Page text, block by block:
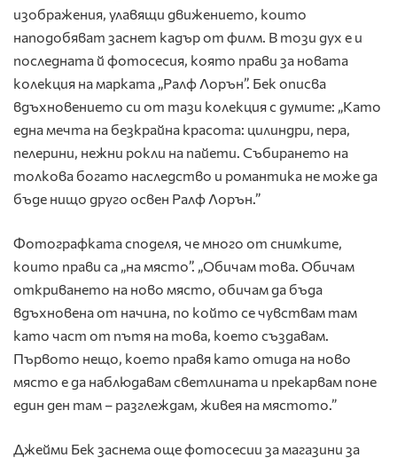
изображения, улавящи движението, които
наподобяват заснет кадър от филм. В този дух е и
последната й фотосесия, която прави за новата
колекция на марката „Ралф Лорън”. Бек описва
вдъхновението си от тази колекция с думите: „Като
една мечта на безкрайна красота: цилиндри, пера,
пелерини, нежни рокли на пайети. Събирането на
толкова богато наследство и романтика не може да
бъде нищо друго освен Ралф Лорън.”
Фотографката споделя, че много от снимките,
които прави са „на място”. „Обичам това. Обичам
откриването на ново място, обичам да бъда
вдъхновена от начина, по който се чувствам там
като част от пътя на това, което създавам.
Първото нещо, което правя като отида на ново
място е да наблюдавам светлината и прекарвам поне
един ден там – разглеждам, живея на мястото.”
Джейми Бек заснема още фотосесии за магазини за